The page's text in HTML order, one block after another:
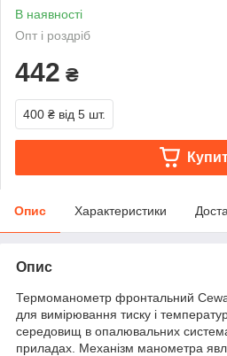
В наявності
Опт і роздріб
442 ₴
400 ₴ від 5 шт.
Опис Характеристики
Опис
Термоманометр фронтальний
для вимірювання тиску і
середовищ в опалювальних
приладах. Механізм манометра